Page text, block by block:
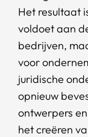
Het resultaat
voldoet aan
bedrijven,
voor
juridische
opnieuw
ontwerpers
het creëren